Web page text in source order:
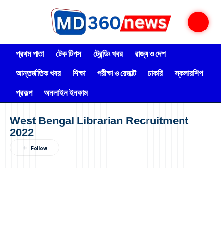
প্রথম পাতা টেক টিপস ট্রেন্ডিং খবর
রাজ্য ও দেশ
আন্তর্জাতিক খবর
শিক্ষা পরীক্ষা ও রেজাল্ট চাকরি
স্কলারশিপ
প্রকল্প
অনলাইন ইনকাম
West Bengal Librarian Recruitment
2022